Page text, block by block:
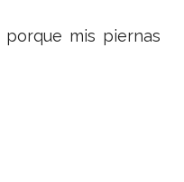
porque mis piernas